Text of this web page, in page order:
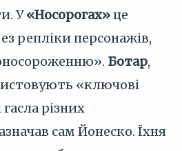
У«Носорогах»це
репліки персонажів,
Ботар,
«ключові
різних
сам Йонеско. Їхня